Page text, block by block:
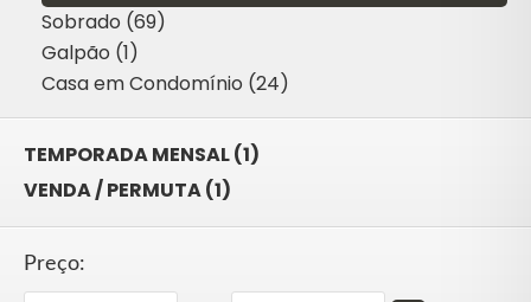
Sobrado (69)
Galpão (1)
Casa em Condomínio (24)
TEMPORADA MENSAL (1)
VENDA / PERMUTA (1)
Preço: